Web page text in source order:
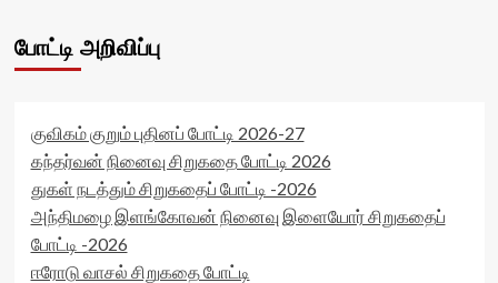
போட்டி அறிவிப்பு
குவிகம் குறும் புதினப் போட்டி 2026-27
கந்தர்வன் நினைவு சிறுகதை போட்டி 2026
துகள் நடத்தும் சிறுகதைப் போட்டி -2026
அந்திமழை இளங்கோவன் நினைவு இளையோர் சிறுகதைப்
போட்டி -2026
ஈரோடு வாசல் சிறுகதை போட்டி